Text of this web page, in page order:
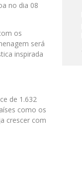
no dia 08
os
será
inspirada
de 1.632
como os
crescer com